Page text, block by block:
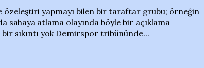
özeleştiri yapmayı bilen bir taraftar grubu; örneğin
sahaya atlama olayında böyle bir açıklama
sıkıntı yok Demirspor tribününde...